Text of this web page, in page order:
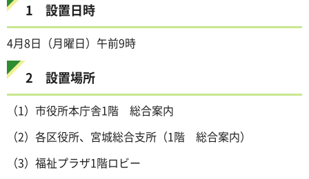
1 設置日時
4月8日（月曜日）午前9時
2 設置場所
（1）市役所本庁舎1階 総合案内
（2）各区役所、宮城総合支所（1階 総合案内）
（3）福祉プラザ1階ロビー